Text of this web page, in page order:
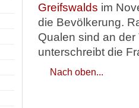
Greifswalds im
die Bevölkerung.
Qualen sind an
unterschreibt die
Nach oben...